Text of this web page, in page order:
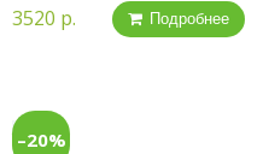
3520 р. Подробнее
–20%